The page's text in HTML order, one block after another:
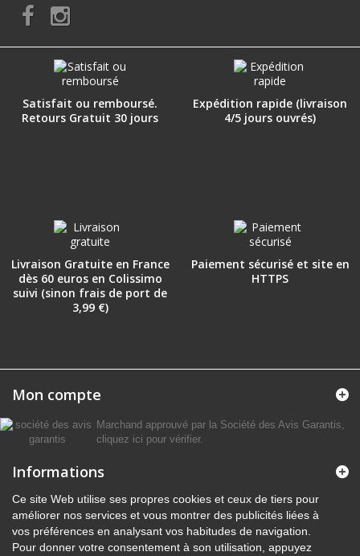
Satisfait ou remboursé.
Retours Gratuit 30 jours
Expédition rapide (livraison
4/5 jours ouvrés)
Livraison Gratuite en France
dès 60 euros en Colissimo
suivi (sinon frais de port de
3,99 €)
Paiement sécurisé et site en
HTTPS
Mon compte
Marchand approuvé par la Société des Avis Garantis,
cliquez ici pour vérifier.
Informations
Ce site Web utilise ses propres cookies et ceux de tiers pour
améliorer nos services et vous montrer des publicités liées à
vos préférences en analysant vos habitudes de navigation.
Pour donner votre consentement à son utilisation, appuyez